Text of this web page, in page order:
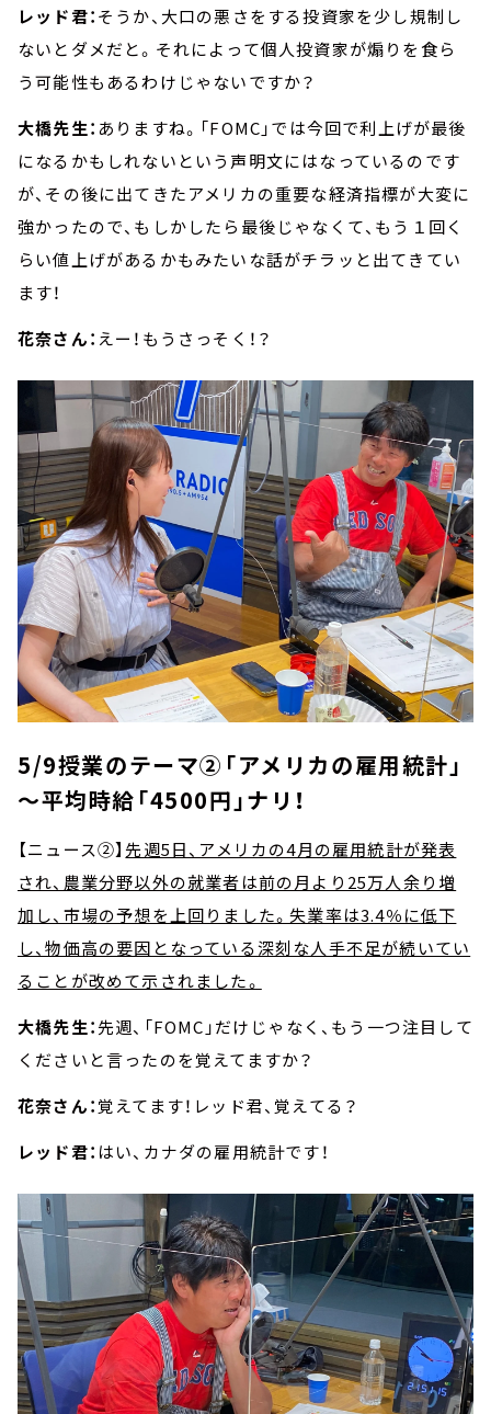
レッド君：そうか、大口の悪さをする投資家を少し規制し
ないとダメだと。それによって個人投資家が煽りを食ら
う可能性もあるわけじゃないですか？
大橋先生： ありますね。「FOMC」では今回で利上げが最後
になるかもしれないという声明文にはなっているのです
が、その後に出てきたアメリカの重要な経済指標が大変に
強かったので、もしかしたら最後じゃなくて、もう１回く
らい値上げがあるかもみたいな話がチラッと出てきてい
ます！
花奈さん： えー！もうさっそく！？
5/9授業のテーマ②「アメリカの雇用統計」
～平均時給「4500円」ナリ！
【ニュース②】 先週5日、アメリカの4月の雇用統計が発表
され、農業分野以外の就業者は前の月より25万人余り増
加し、市場の予想を上回りました。失業率は3.4％に低下
し、物価高の要因となっている深刻な人手不足が続いてい
ることが改めて示されました。
大橋先生：先週、「FOMC」だけじゃなく、もう一つ注目して
くださいと言ったのを覚えてますか？
花奈さん：覚えてます！レッド君、覚えてる？
レッド君： はい、カナダの雇用統計です！